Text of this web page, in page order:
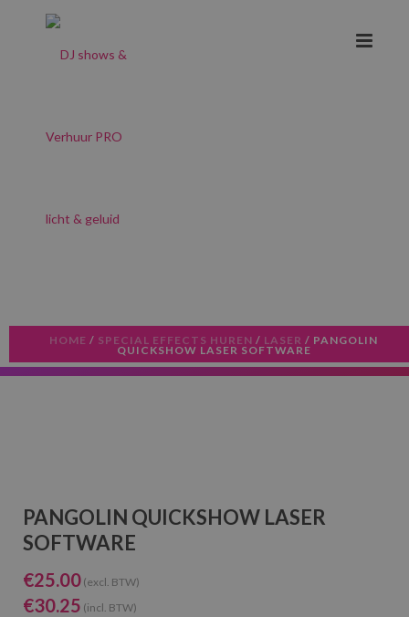
HOME / SPECIAL EFFECTS HUREN / LASER / PANGOLIN
QUICKSHOW LASER SOFTWARE
PANGOLIN QUICKSHOW LASER
SOFTWARE
€25.00 (excl. BTW)
€30.25 (incl. BTW)